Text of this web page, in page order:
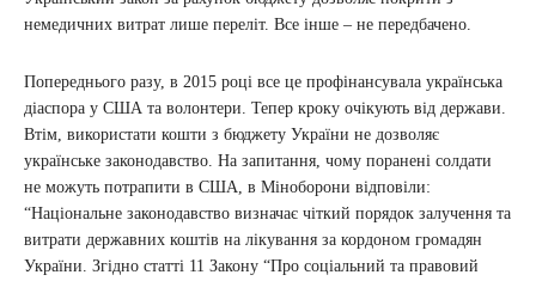
немедичних витрат лише переліт. Все інше – не передбачено.
Попереднього разу, в 2015 році все це профінансувала українська
діаспора у США та волонтери. Тепер кроку очікують від держави.
Втім, використати кошти з бюджету України не дозволяє
українське законодавство. На запитання, чому поранені солдати
не можуть потрапити в США, в Міноборони відповіли:
“Національне законодавство визначає чіткий порядок залучення та
витрати державних коштів на лікування за кордоном громадян
України. Згідно статті 11 Закону “Про соціальний та правовий